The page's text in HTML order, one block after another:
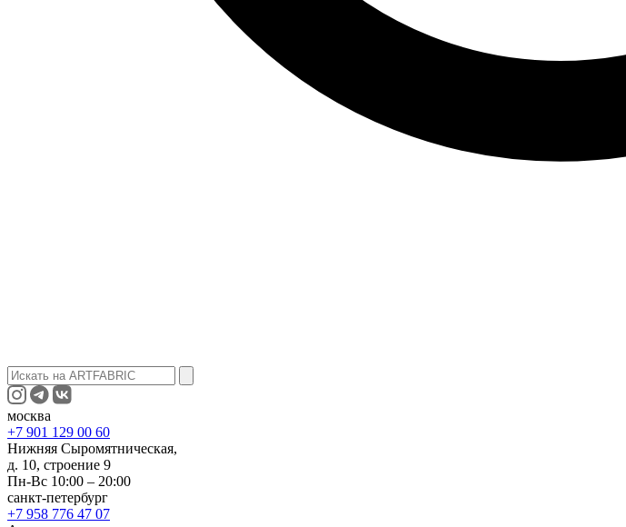
москва
+7 901 129 00 60
Нижняя Сыромятническая,
д. 10, строение 9
Пн-Вс 10:00 – 20:00
санкт-петербург
+7 958 776 47 07